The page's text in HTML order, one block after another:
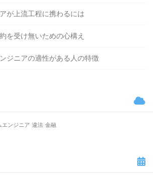
が上流工程に携わるには
を受け無いための心構え
ジニアの適性がある人の特徴
エンジニア 違法 金融